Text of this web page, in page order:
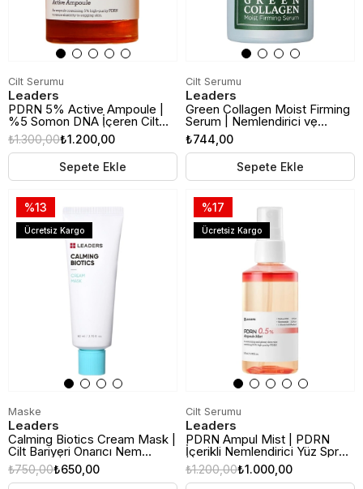
Cilt Serumu
Leaders
PDRN 5% Active Ampoule |
%5 Somon DNA İçeren Cilt
Yenileyici Serum | 30ml
₺1.200,00
₺1.300,00
Sepete Ekle
Cilt Serumu
Leaders
Green Collagen Moist Firming
Serum | Nemlendirici ve
Sıkılaştırıcı Cilt Serumu | 30ml
₺744,00
Sepete Ekle
Maske
Leaders
Calming Biotics Cream Mask |
Cilt Bariyeri Onarıcı Nem
Maskesi | 80ml
₺650,00
₺750,00
%13
Ücretsiz Kargo
Cilt Serumu
Leaders
PDRN Ampul Mist | PDRN
İçerikli Nemlendirici Yüz Spreyi
| 100ml ₺1.000,00
₺1.200,00
%17
Ücretsiz Kargo